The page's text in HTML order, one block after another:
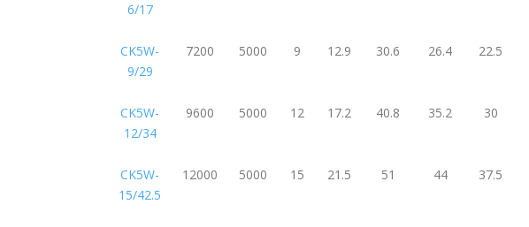
6/17
CK5W-
9/29
7200 5000 9 12.9 30.6 26.4 22.5
CK5W-
12/34
9600 5000 12 17.2 40.8 35.2 30
CK5W-
15/42.5
12000 5000 15 21.5 51 44 37.5